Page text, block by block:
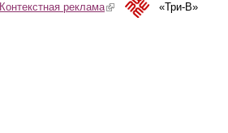
Контекстная реклама(link is external)«Три-В»